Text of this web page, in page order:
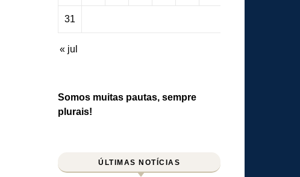
31
« jul
Somos muitas pautas, sempre
plurais!
ÚLTIMAS NOTÍCIAS